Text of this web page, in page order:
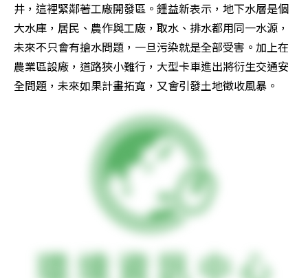
井，這裡緊鄰著工廠開發區。鍾益新表示，地下水層是個
大水庫，居民、農作與工廠，取水、排水都用同一水源，
未來不只會有搶水問題，一旦污染就是全部受害。加上在
農業區設廠，道路狹小難行，大型卡車進出將衍生交通安
全問題，未來如果計畫拓寬，又會引發土地徵收風暴。